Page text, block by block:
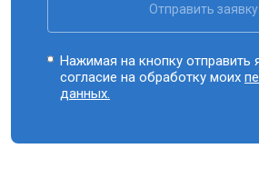
Отправить заявку
Нажимая на кнопку отправить
согласие на обработку моих
данных.